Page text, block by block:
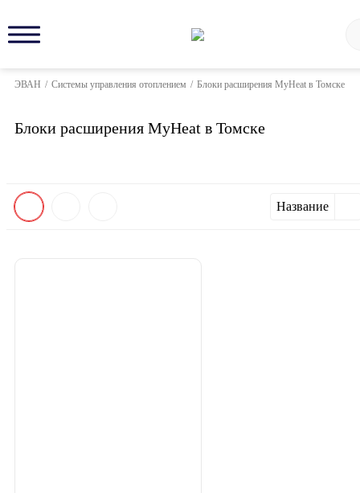
ЭВАН / Системы управления отоплением / Блоки расширения MyHeat в Томске
Блоки расширения MyHeat в Томске
Название